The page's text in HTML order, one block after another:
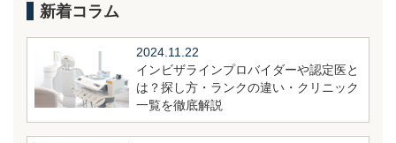
新着コラム
2024.11.22
インビザラインプロバイダーや認定医と
は？探し方・ランクの違い・クリニック
一覧を徹底解説